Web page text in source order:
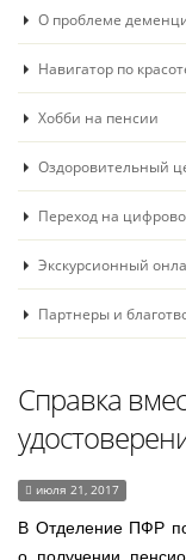
О проблеме
Навигатор по
Хобби на пенсии
Оздоровительный
Переход на
Экскурсионный
Партнеры и
Справка
июля 21, 2017
В Отделение ПФР
о получении